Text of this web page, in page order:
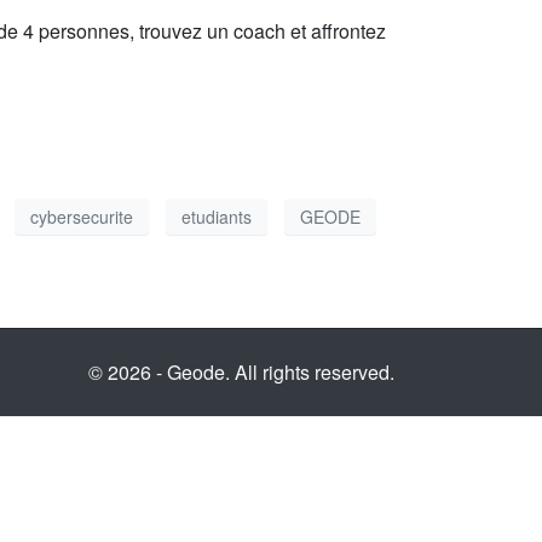
4 personnes, trouvez un coach et affrontez
cybersecurite etudiants GEODE
© 2026 - Geode. All rights reserved.